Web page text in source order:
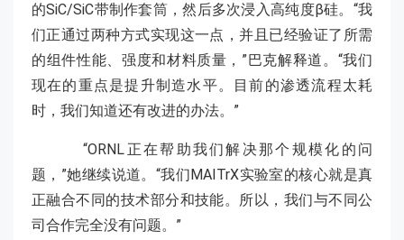
的SiC/SiC带制作套筒，然后多次浸入高纯度β硅。“我
们正通过两种方式实现这一点，并且已经验证了所需
的组件性能、强度和材料质量，”巴克解释道。“我们
现在的重点是提升制造水平。目前的渗透流程太耗
时，我们知道还有改进的办法。”
“ORNL正在帮助我们解决那个规模化的问
题，”她继续说道。“我们MAITrX实验室的核心就是真
正融合不同的技术部分和技能。所以，我们与不同公
司合作完全没有问题。”